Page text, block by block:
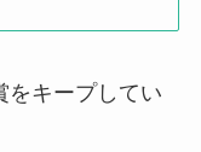
をキープしてい